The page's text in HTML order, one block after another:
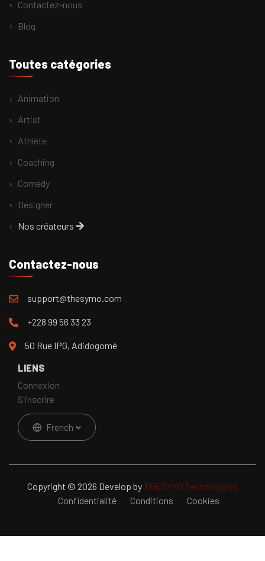
Contactez-nous
Blog
Toutes catégories
Animation
Artist
Athlète
Coaching
Comedy
Designer
Nos créateurs
Contactez-nous
support@thesymo.com
+228 99 56 33 23
50 Rue IPG, Adidogomé
LIENS
Connexion
S'inscrire
French
Copyright © 2026 Develop byTHESYMO Technologies
Confidentialité
Conditions Cookies